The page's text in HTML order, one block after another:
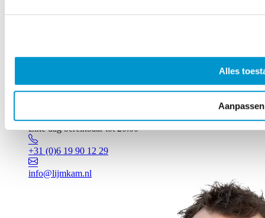
Alles
Aanpassen
Elke dag bereikbaar tot 20:00
+31 (0)6 19 90 12 29
info@lijmkam.nl